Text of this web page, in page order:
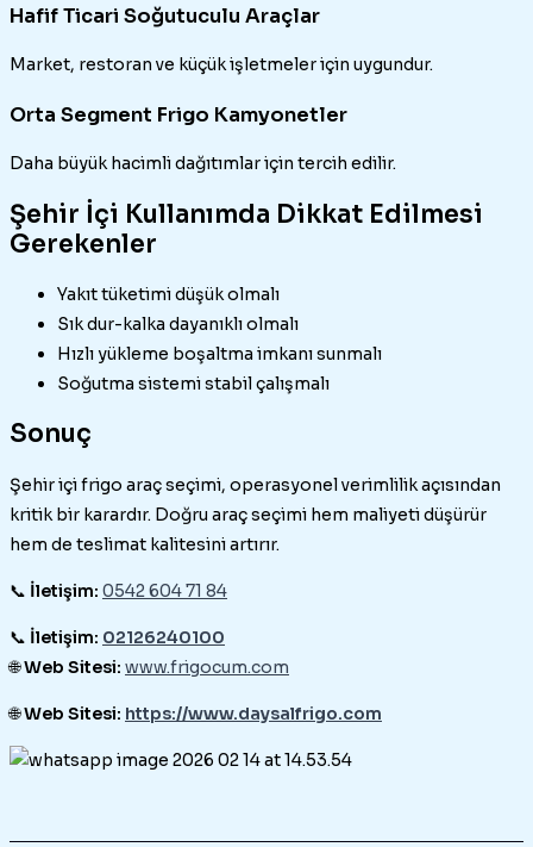
Hafif Ticari Soğutuculu Araçlar
Market, restoran ve küçük işletmeler için uygundur.
Orta Segment Frigo Kamyonetler
Daha büyük hacimli dağıtımlar için tercih edilir.
Şehir İçi Kullanımda Dikkat Edilmesi
Gerekenler
Yakıt tüketimi düşük olmalı
Sık dur-kalka dayanıklı olmalı
Hızlı yükleme boşaltma imkanı sunmalı
Soğutma sistemi stabil çalışmalı
Sonuç
Şehir içi frigo araç seçimi, operasyonel verimlilik açısından
kritik bir karardır. Doğru araç seçimi hem maliyeti düşürür
hem de teslimat kalitesini artırır.
📞 İletişim: 0542 604 71 84
📞 İletişim: 02126240100
🌐Web Sitesi: www.frigocum.com
🌐Web Sitesi: https://www.daysalfrigo.com